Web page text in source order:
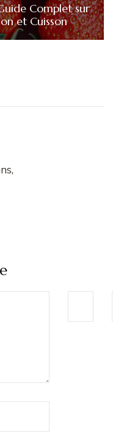
Complet sur
et Cuisson